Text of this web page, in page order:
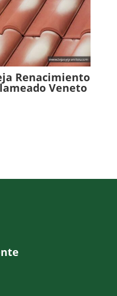
Renacimiento
Veneto